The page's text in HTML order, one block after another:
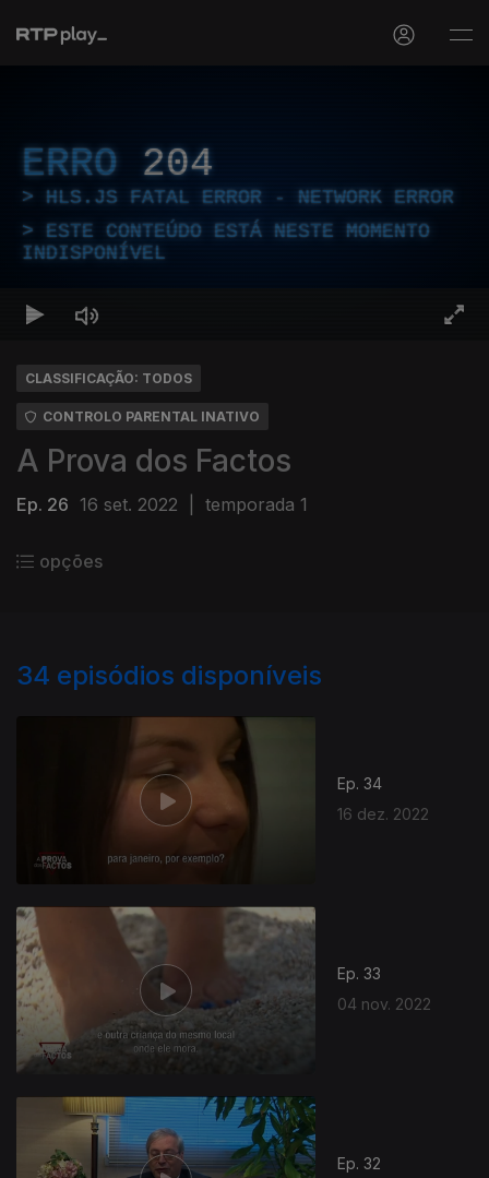
ERRO 204
HLS.JS FATAL ERROR - NETWORK ERROR
ESTE CONTEÚDO ESTÁ NESTE MOMENTO
INDISPONÍVEL
CLASSIFICAÇÃO: TODOS
CONTROLO PARENTAL INATIVO
A Prova dos Factos
Ep. 26 16 set. 2022 temporada 1
opções
34 episódios disponíveis
Ep. 34
16 dez. 2022
Ep. 33
04 nov. 2022
Ep. 32